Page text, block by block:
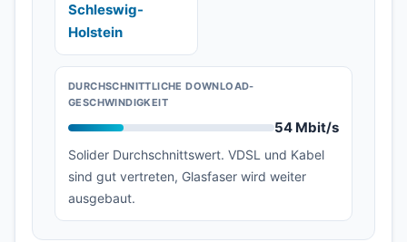
Schleswig-
Holstein
DURCHSCHNITTLICHE DOWNLOAD-
GESCHWINDIGKEIT
54 Mbit/s
Solider Durchschnittswert. VDSL und Kabel
sind gut vertreten, Glasfaser wird weiter
ausgebaut.